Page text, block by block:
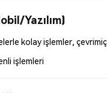
Yazılım)
kolay işlemler,
işlemleri